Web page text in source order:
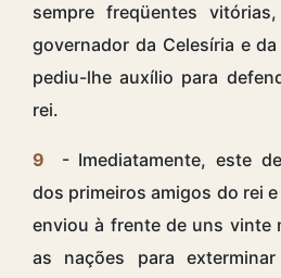
sempre freqüentes
governador da Celesíria e
pediu-lhe auxílio para
rei.
9
- Imediatamente, este
dos primeiros amigos do rei
enviou à frente de uns vinte
as nações para